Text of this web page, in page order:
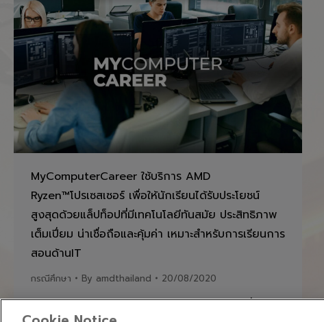
MyComputerCareer ใช้บริการ AMD
Ryzen™โปรเซสเซอร์ เพื่อให้นักเรียนได้รับประโยชน์
สูงสุดด้วยแล็ปท็อปที่มีเทคโนโลยีทันสมัย ประสิทธิภาพ
เต็มเปี่ยม น่าเชื่อถือและคุ้มค่า เหมาะสำหรับการเรียนการ
สอนด้านIT
กรณีศึกษา By amdthailand 20/08/2020
ลองอ่านกรณีศึกษาของ MyComputerCareer ที่ส่ง